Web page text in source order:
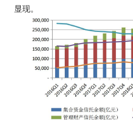
显现。